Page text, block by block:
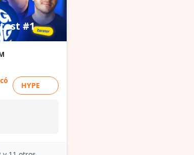
#1
HYPE